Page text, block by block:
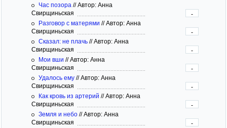
Час позора //Автор: Анна
Свирщиньская
-
Разговор с матерями //Автор: Анна
Свирщиньская
-
Сказал: не плачь //Автор: Анна
Свирщиньская
-
Мои вши //Автор: Анна
Свирщиньская
-
Удалось ему //Автор: Анна
Свирщиньская
-
Как кровь из артерий //Автор: Анна
Свирщиньская
-
Земля и небо //Автор: Анна
Свирщиньская
-